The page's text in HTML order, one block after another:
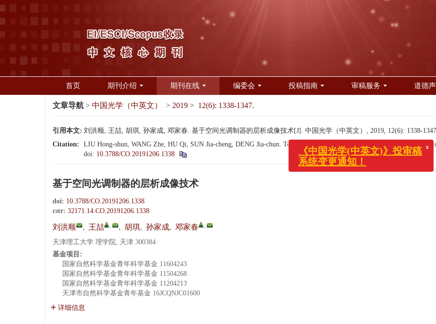
首页 期刊介绍 期刊在线 编委会 投稿指南 审稿服务 道德
文章导航 > 中国光学（中英文） > 2019 > 12(6): 1338-1347.
引用本文: 刘洪顺, 王喆, 胡琪, 孙家成, 邓家春. 基于空间光调制器的层析成像技术[J]. 中国光学（中英文）, 2019, 12(6): 1338-
Citation:
LIU Hong-shun, WANG Zhe, HU Qi, SUN Jia-cheng, DENG Jia-chun. Tomography technology based on spatial light
doi: 10.3788/CO.20191206.1338
基于空间光调制器的层析成像技术
doi: 10.3788/CO.20191206.1338
cstr: 32171.14.CO.20191206.1338
刘洪顺 , 王喆 , , 胡琪, 孙家成, 邓家春 ,
天津理工大学 理学院, 天津 300384
基金项目:
国家自然科学基金青年科学基金 11604243
国家自然科学基金青年科学基金 11504268
国家自然科学基金青年科学基金 11204213
天津市自然科学基金青年基金 16JCQNJC01600
详细信息
x